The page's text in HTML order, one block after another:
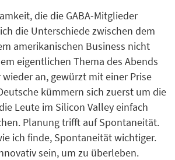
die die GABA-Mitglieder
die Unterschiede zwischen dem
amerikanischen Business nicht
eigentlichen Thema des Abends
an, gewürzt mit einer Prise
kümmern sich zuerst um die
Leute im Silicon Valley einfach
Planung trifft auf Spontaneität.
ich finde, Spontaneität wichtiger.
sein, um zu überleben.